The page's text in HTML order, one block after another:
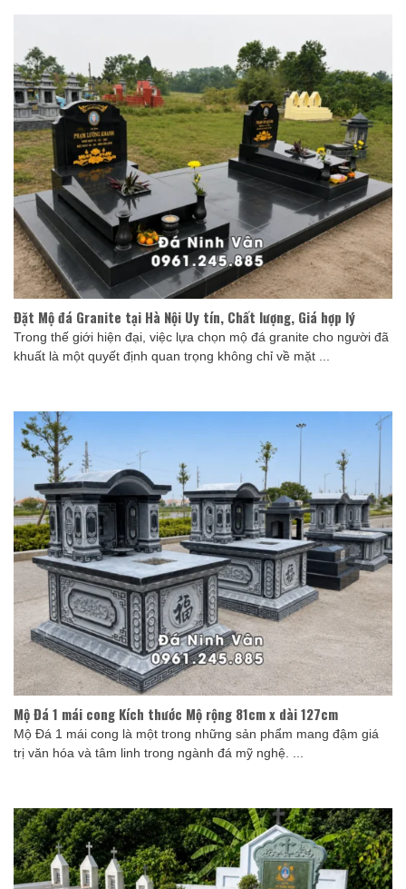
Đặt Mộ đá Granite tại Hà Nội Uy tín, Chất lượng, Giá hợp lý
Trong thế giới hiện đại, việc lựa chọn mộ đá granite cho người đã
khuất là một quyết định quan trọng không chỉ về mặt ...
Mộ Đá 1 mái cong Kích thước Mộ rộng 81cm x dài 127cm
Mộ Đá 1 mái cong là một trong những sản phẩm mang đậm giá
trị văn hóa và tâm linh trong ngành đá mỹ nghệ. ...